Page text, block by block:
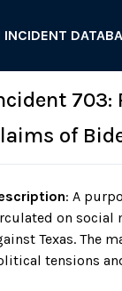
INCIDENT
703:
of
: A
on social
Texas. The
tensions